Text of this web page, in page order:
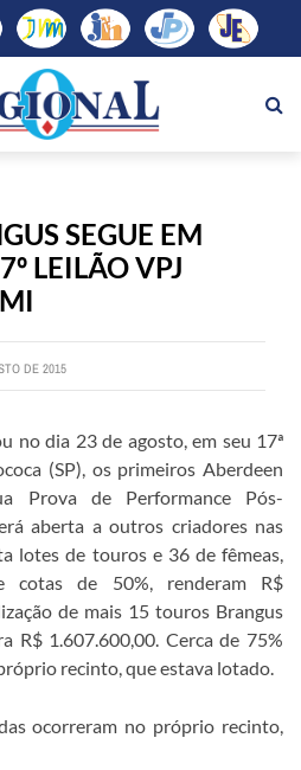
SEGUE EM
LEILÃO VPJ
DE 2015
no dia 23 de agosto, em seu 17ª
(SP), os primeiros Aberdeen
Prova de Performance Pós-
aberta a outros criadores nas
lotes de touros e 36 de fêmeas,
cotas de 50%, renderam R$
de mais 15 touros Brangus
R$ 1.607.600,00. Cerca de 75%
recinto, que estava lotado.